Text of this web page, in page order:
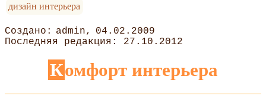
дизайн интерьера
admin
04.02.2009
27.10.2012
Комфорт интерьера